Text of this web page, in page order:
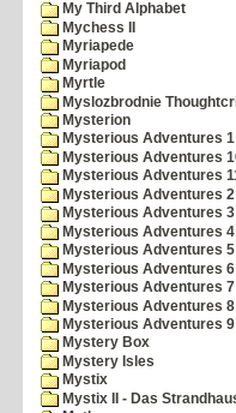
My Third Alphabet
Mychess II
Myriapede
Myriapod
Myrtle
Myslozbrodnie
Mysterion
Mysterious Adventures
Mysterious Adventures
Mysterious Adventures
Mysterious Adventures
Mysterious Adventures
Mysterious Adventures
Mysterious Adventures
Mysterious Adventures
Mysterious Adventures
Mysterious Adventures
Mysterious Adventures
Mystery Box
Mystery Isles
Mystix
Mystix II - Das